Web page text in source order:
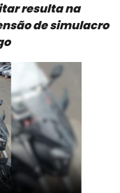
resulta na
de simulacro